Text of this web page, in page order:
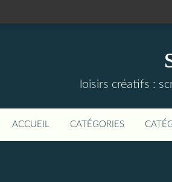
loisirs créatifs :
ACCUEIL CATÉGORIES